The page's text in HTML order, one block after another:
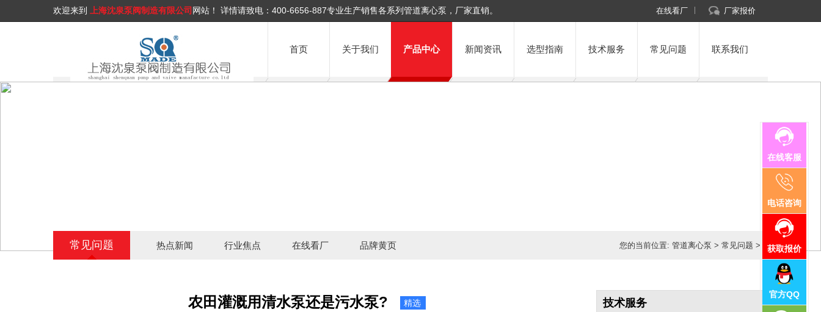
欢迎来到 上海沈泉泵阀制造有限公司 网站！ 详情请致电： 400-6656-887专业生产销售各系列管道离心泵，厂家直销。 在线看厂 厂家报价
首页 关于我们 产品中心 新闻资讯 选型指南 技术服务 常见问题 联系我们
在线客服
电话咨询
获取报价
官方QQ
常见问题 热点新闻 行业焦点 在线看厂 品牌黄页 您的当前位置:管道离心泵 >常见问题 >
农田灌溉用清水泵还是污水泵? 精选 技术服务